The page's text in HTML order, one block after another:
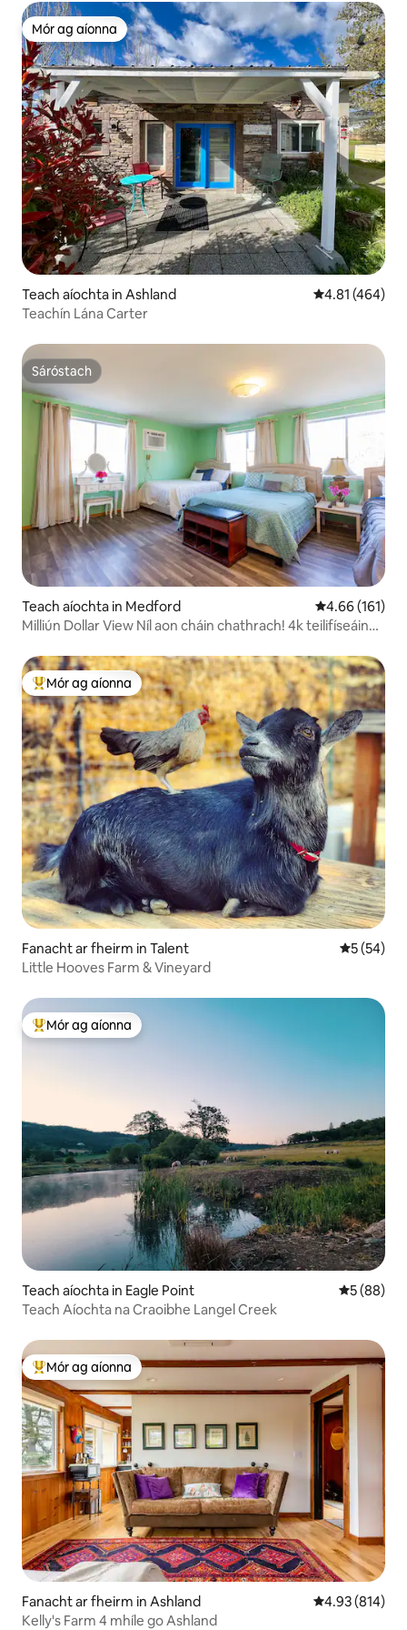
Mór ag aíonna
Mór ag aíonna
Teach aíochta in Ashland Meánrátáil
4.81 (464)
Teachín Lána Carter
Sáróstach
Sáróstach
Teach aíochta in Medford Meánrátáil
4.66 (161)
Milliún Dollar View Níl aon cháin chathrach! 4k teilifíseáin
An-mhór ag aíonna
Mór ag aíonna
Fanacht ar fheirm in Talent
5 (54)
Little Hooves Farm & Vineyard
An-mhór ag aíonna
Mór ag aíonna
Teach aíochta in Eagle Point Meánrátáil
5 (88)
Teach Aíochta na Craoibhe Langel Creek
An-mhór ag aíonna
Mór ag aíonna
Fanacht ar fheirm in Ashland Meánrátáil
4.93 (814)
Kelly's Farm 4 mhíle go Ashland